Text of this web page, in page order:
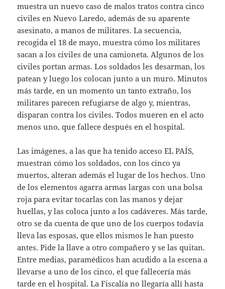
muestra un nuevo caso de malos tratos contra cinco
civiles en Nuevo Laredo, además de su aparente
asesinato, a manos de militares. La secuencia,
recogida el 18 de mayo, muestra cómo los militares
sacan a los civiles de una camioneta. Algunos de los
civiles portan armas. Los soldados les desarman, los
patean y luego los colocan junto a un muro. Minutos
más tarde, en un momento un tanto extraño, los
militares parecen refugiarse de algo y, mientras,
disparan contra los civiles. Todos mueren en el acto
menos uno, que fallece después en el hospital.
Las imágenes, a las que ha tenido acceso EL PAÍS,
muestran cómo los soldados, con los cinco ya
muertos, alteran además el lugar de los hechos. Uno
de los elementos agarra armas largas con una bolsa
roja para evitar tocarlas con las manos y dejar
huellas, y las coloca junto a los cadáveres. Más tarde,
otro se da cuenta de que uno de los cuerpos todavía
lleva las esposas, que ellos mismos le han puesto
antes. Pide la llave a otro compañero y se las quitan.
Entre medias, paramédicos han acudido a la escena a
llevarse a uno de los cinco, el que fallecería más
tarde en el hospital. La Fiscalía no llegaría allí hasta